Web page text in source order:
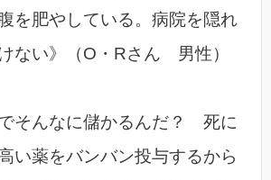
を肥やしている。病院を隠れ
ない》（O・Rさん 男性）
でそんなに儲かるんだ？ 死に
い薬をバンバン投与するから